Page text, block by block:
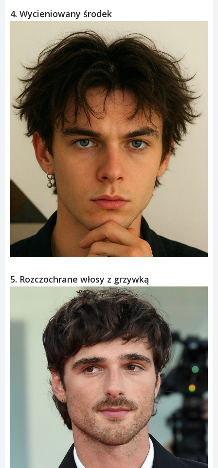
4. Wycieniowany środek
5. Rozczochrane włosy z grzywką